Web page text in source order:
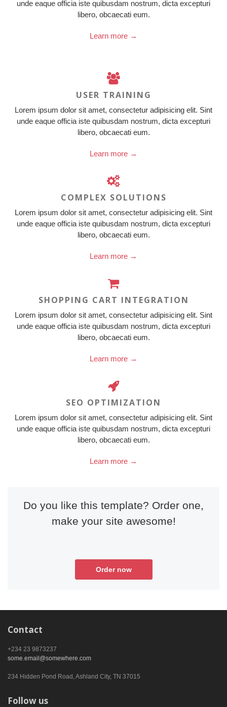
unde eaque officia iste quibusdam nostrum, dicta excepturi
libero, obcaecati eum.
Learn more →
USER TRAINING
Lorem ipsum dolor sit amet, consectetur adipisicing elit. Sint
unde eaque officia iste quibusdam nostrum, dicta excepturi
libero, obcaecati eum.
Learn more →
COMPLEX SOLUTIONS
Lorem ipsum dolor sit amet, consectetur adipisicing elit. Sint
unde eaque officia iste quibusdam nostrum, dicta excepturi
libero, obcaecati eum.
Learn more →
SHOPPING CART INTEGRATION
Lorem ipsum dolor sit amet, consectetur adipisicing elit. Sint
unde eaque officia iste quibusdam nostrum, dicta excepturi
libero, obcaecati eum.
Learn more →
SEO OPTIMIZATION
Lorem ipsum dolor sit amet, consectetur adipisicing elit. Sint
unde eaque officia iste quibusdam nostrum, dicta excepturi
libero, obcaecati eum.
Learn more →
Do you like this template? Order one,
make your site awesome!
Order now
Contact
+234 23 9873237
some.email@somewhere.com
234 Hidden Pond Road, Ashland City, TN 37015
Follow us